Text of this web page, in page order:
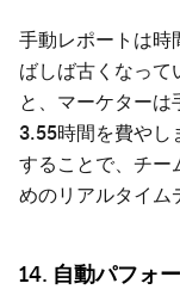
手動レポートは時
ばしば古くなっ
と、マーケター
3.55時間を費やし
することで、チー
めのリアルタイム
14. 自動パフォ